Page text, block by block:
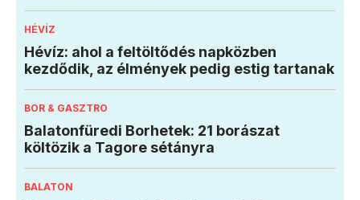
HÉVÍZ
Hévíz: ahol a feltöltődés napközben
kezdődik, az élmények pedig estig tartanak
BOR & GASZTRO
Balatonfüredi Borhetek: 21 borászat
költözik a Tagore sétányra
BALATON